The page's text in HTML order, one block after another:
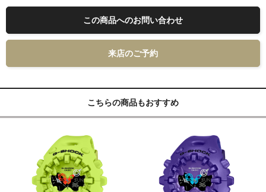
この商品へのお問い合わせ
来店のご予約
こちらの商品もおすすめ